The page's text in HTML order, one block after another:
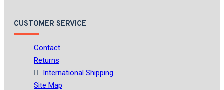
CUSTOMER SERVICE
Contact
Returns
International Shipping
Site Map